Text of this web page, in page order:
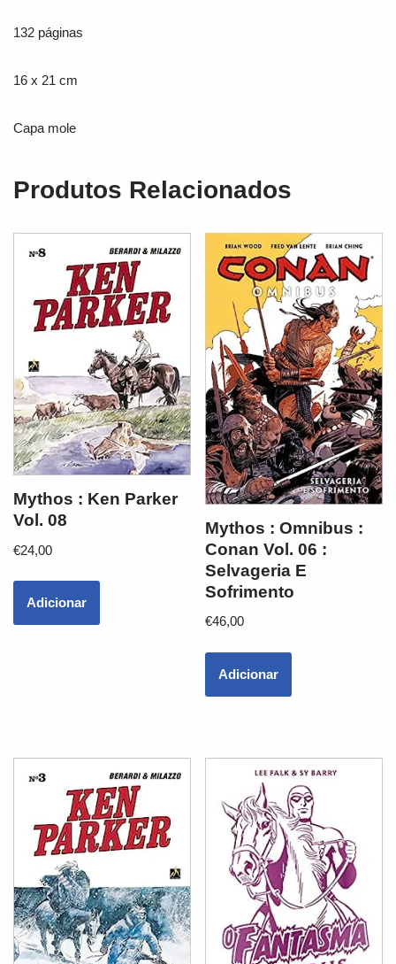
132 páginas
16 x 21 cm
Capa mole
Produtos Relacionados
Mythos : Ken Parker
Vol. 08
€24,00
Adicionar
Mythos : Omnibus :
Conan Vol. 06 :
Selvageria E
Sofrimento
€46,00
Adicionar